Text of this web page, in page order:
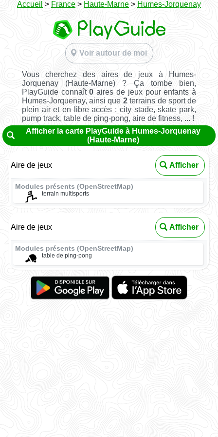
Accueil > France > Haute-Marne > Humes-Jorquenay
Voir autour de moi
Vous cherchez des aires de jeux à Humes-
Jorquenay (Haute-Marne) ? Ça tombe bien,
PlayGuide connaît0 aires de jeux pour enfants à
Humes-Jorquenay, ainsi que 2terrains de sport de
plein air et en libre accès : city stade, skate park,
pump track, table de ping-pong, aire de fitness, ... !
Afficher la carte PlayGuide à Humes-Jorquenay
(Haute-Marne)
Aire de jeux Afficher
Modules présents (OpenStreetMap)
terrain multisports
Aire de jeux Afficher
Modules présents (OpenStreetMap)
table de ping-pong